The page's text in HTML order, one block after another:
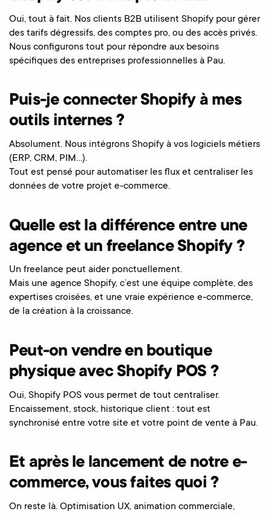
Oui, tout à fait. Nos clients B2B utilisent Shopify pour gérer
des tarifs dégressifs, des comptes pro, ou des accès privés.
Nous configurons tout pour répondre aux besoins
spécifiques des entreprises professionnelles à Pau.
Puis-je connecter Shopify à mes
outils internes ?
Absolument. Nous intégrons Shopify à vos logiciels métiers
(ERP, CRM, PIM…).
Tout est pensé pour automatiser les flux et centraliser les
données de votre projet e-commerce.
Quelle est la différence entre une
agence et un freelance Shopify ?
Un freelance peut aider ponctuellement.
Mais une agence Shopify, c’est une équipe complète, des
expertises croisées, et une vraie expérience e-commerce,
de la création à la croissance.
Peut-on vendre en boutique
physique avec Shopify POS ?
Oui, Shopify POS vous permet de tout centraliser.
Encaissement, stock, historique client : tout est
synchronisé entre votre site et votre point de vente à Pau.
Et après le lancement de notre e-
commerce, vous faites quoi ?
On reste là. Optimisation UX, animation commerciale,